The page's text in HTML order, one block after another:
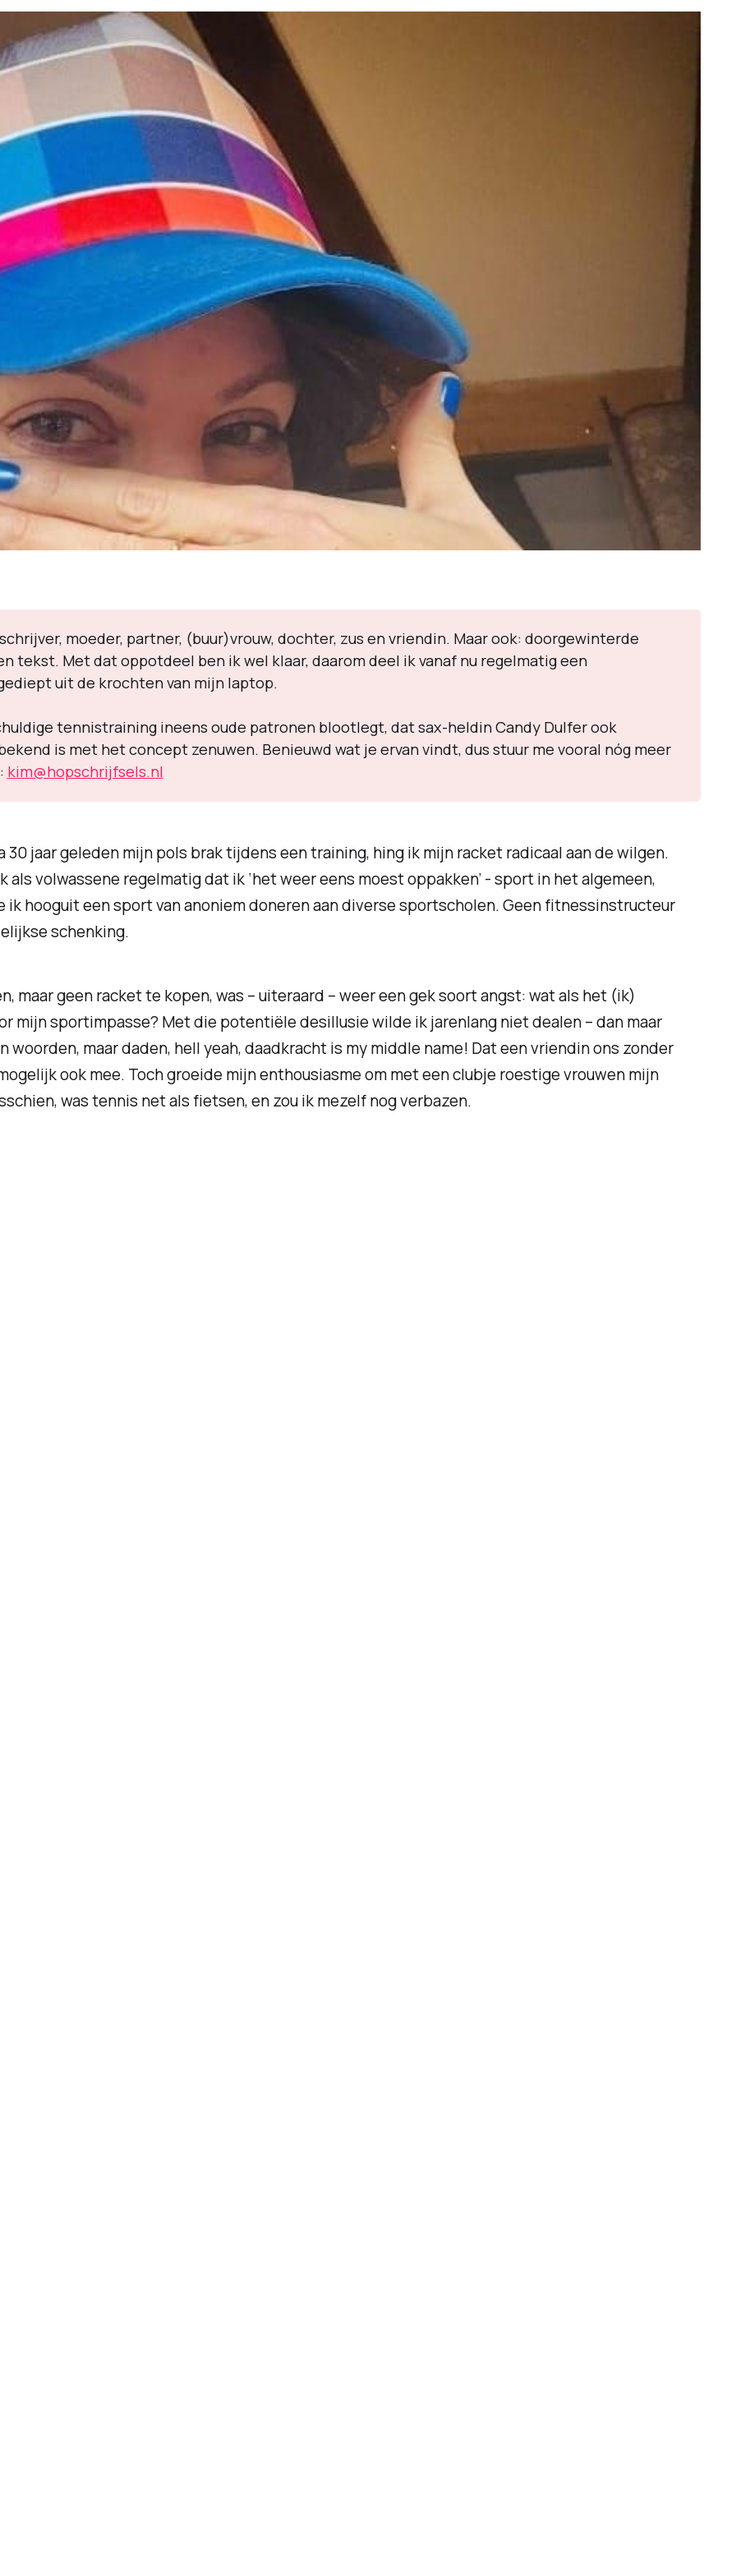
moeder, partner, (buur)vrouw, dochter, zus en vriendin. Maar ook: doorgewinterde
tekst. Met dat oppotdeel ben ik wel klaar, daarom deel ik vanaf nu regelmatig een
uit de krochten van mijn laptop.
tennistraining ineens oude patronen blootlegt, dat sax-heldin Candy Dulfer ook
is met het concept zenuwen. Benieuwd wat je ervan vindt, dus stuur me vooral nóg meer
kim@hopschrijfsels.nl
30 jaar geleden mijn pols brak tijdens een training, hing ik mijn racket radicaal aan de wilgen.
volwassene regelmatig dat ik ‘het weer eens moest oppakken’ - sport in het algemeen,
hooguit een sport van anoniem doneren aan diverse sportscholen. Geen fitnessinstructeur
schenking.
maar geen racket te kopen, was – uiteraard – weer een gek soort angst: wat als het (ik)
mijn sportimpasse? Met die potentiële desillusie wilde ik jarenlang niet dealen – dan maar
woorden, maar daden, hell yeah, daadkracht is my middle name! Dat een vriendin ons zonder
ook mee. Toch groeide mijn enthousiasme om met een clubje roestige vrouwen mijn
was tennis net als fietsen, en zou ik mezelf nog verbazen.